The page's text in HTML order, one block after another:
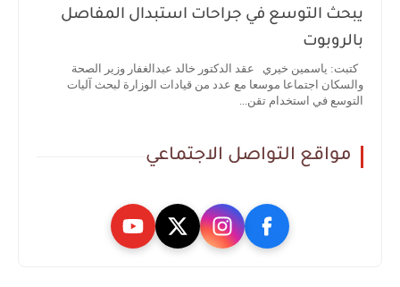
يبحث التوسع في جراحات استبدال المفاصل
بالروبوت
كتبت: ياسمين خيري عقد الدكتور خالد عبدالغفار وزير الصحة
والسكان اجتماعا موسعا مع عدد من قيادات الوزارة لبحث آليات
التوسع في استخدام تقن...
مواقع التواصل الاجتماعي